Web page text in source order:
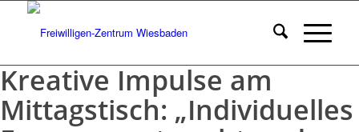
Kreative Impulse am
Mittagstisch: „Individuelles